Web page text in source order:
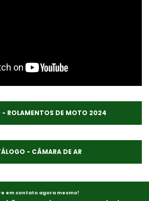
- ROLAMENTOS DE MOTO 2024
- CÂMARA DE AR
em contato agora mesmo!